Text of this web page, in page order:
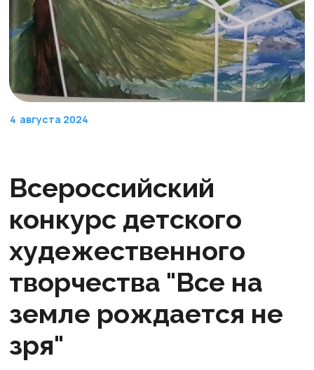
4 августа 2024
Всероссийский
конкурс детского
худежественного
творчества "Все на
земле рождается не
зря"